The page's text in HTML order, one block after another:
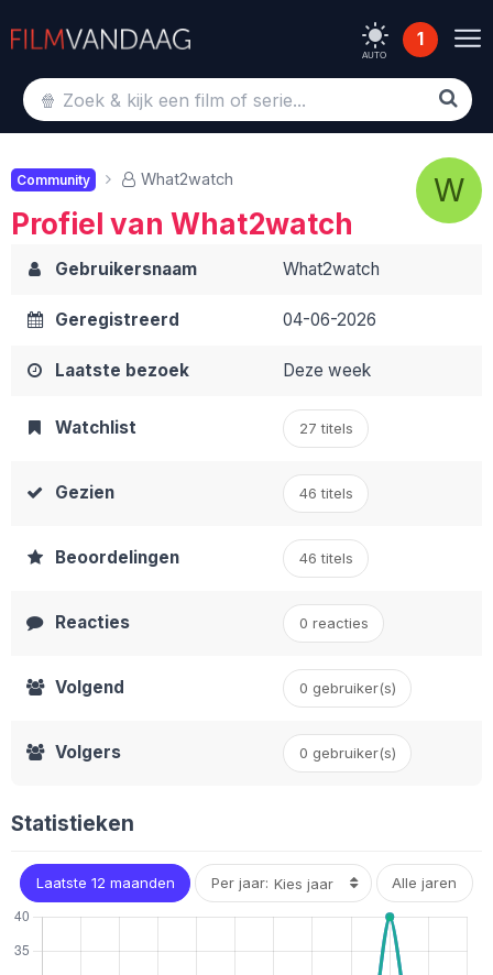
AUTO
1
W
Community What2watch
Profiel van What2watch
Gebruikersnaam What2watch
Geregistreerd 04-06-2026
Laatste bezoek Deze week
Watchlist 27 titels
Gezien 46 titels
Beoordelingen 46 titels
Reacties 0 reacties
Volgend 0 gebruiker(s)
Volgers 0 gebruiker(s)
Statistieken
Laatste 12 maanden Per jaar: Alle jaren